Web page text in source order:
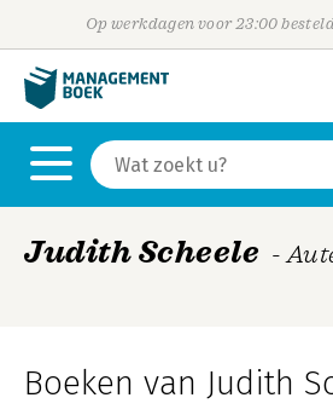
Op werkdagen voor 23:00
Judith Scheele -
Boeken van Judith